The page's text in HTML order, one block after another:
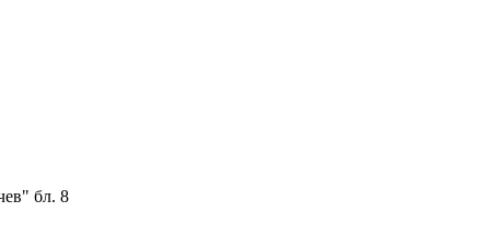
бл. 8